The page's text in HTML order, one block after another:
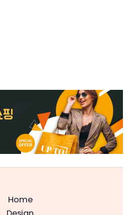
Home